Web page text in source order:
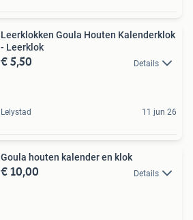
Leerklokken Goula Houten Kalenderklok
- Leerklok
€ 5,50 Details
Lelystad 11 jun 26
Goula houten kalender en klok
€ 10,00 Details